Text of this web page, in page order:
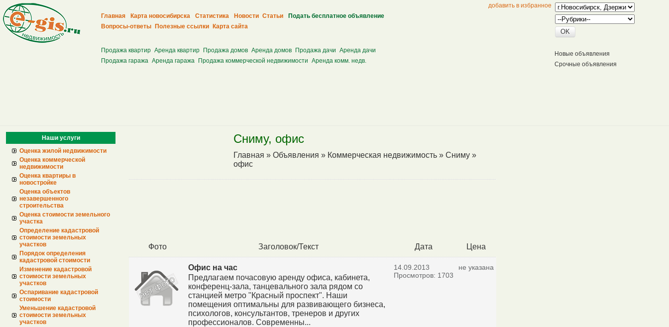
добавить в избранное
Главная
Карта новосибирска Статистика Новости Статьи
Подать бесплатное объявление
Вопросы-ответы
Полезные ссылки Карта сайта
Продажа квартир Аренда квартир Продажа домов Аренда домов Продажа дачи Аренда дачи
Продажа гаража Аренда гаража Продажа коммерческой недвижимости Аренда комм. недв.
Новые объявления
Срочные объявления
Наши услуги
Оценка жилой недвижимости
Оценка коммерческой
недвижимости
Оценка квартиры в
новостройке
Оценка объектов
незавершенного
строительства
Оценка стоимости земельного
участка
Определение кадастровой
стоимости земельных
участков
Порядок определения
кадастровой стоимости
Изменение кадастровой
стоимости земельных
участков
Оспаривание кадастровой
стоимости
Уменьшение кадастровой
стоимости земельных
участков
Сниму, офис
Главная » Объявления » Коммерческая недвижимость » Сниму »
офис
Фото Заголовок/Текст Дата Цена
Офис на час
Предлагаем почасовую аренду офиса, кабинета,
конференц-зала, танцевального зала рядом со
станцией метро "Красный проспект". Наши
помещения оптимальны для развивающего бизнеса,
психологов, консультантов, тренеров и других
профессионалов. Современны...
14.09.2013
Просмотров: 1703
не указана